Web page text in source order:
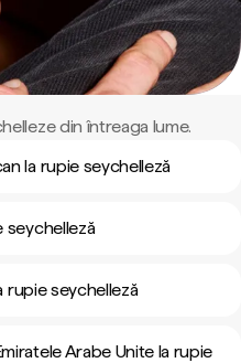
din întreaga lume.
la rupie seychelleză
seychelleză
rupie seychelleză
Arabe Unite la rupie